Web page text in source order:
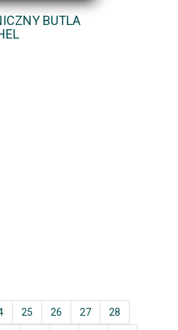
BUTLA
25 26 27 28